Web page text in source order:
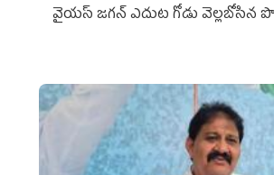
వైయ‌స్‌ జగన్ ఎదుట గోడు వెల్లబోసిన